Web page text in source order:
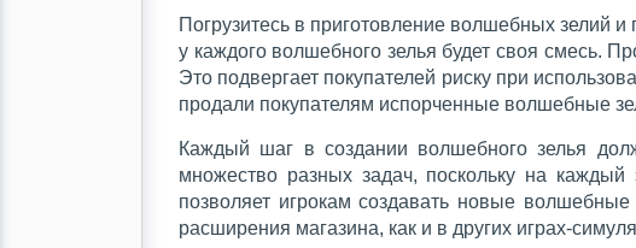
Погрузитесь в приготовление волшебных зелий
у каждого волшебного зелья будет своя смесь.
Это подвергает покупателей риску при
продали покупателям испорченные волшебные
Каждый шаг в создании волшебного зелья
множество разных задач, поскольку на
позволяет игрокам создавать новые
расширения магазина, как и в других играх-